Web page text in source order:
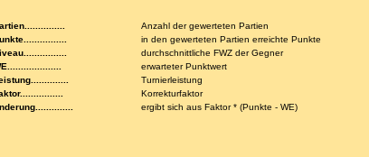
Anzahl der gewerteten Partien
in den gewerteten Partien erreichte Punkte
durchschnittliche FWZ der Gegner
erwarteter Punktwert
Turnierleistung
Korrekturfaktor
ergibt sich aus Faktor * (Punkte - WE)